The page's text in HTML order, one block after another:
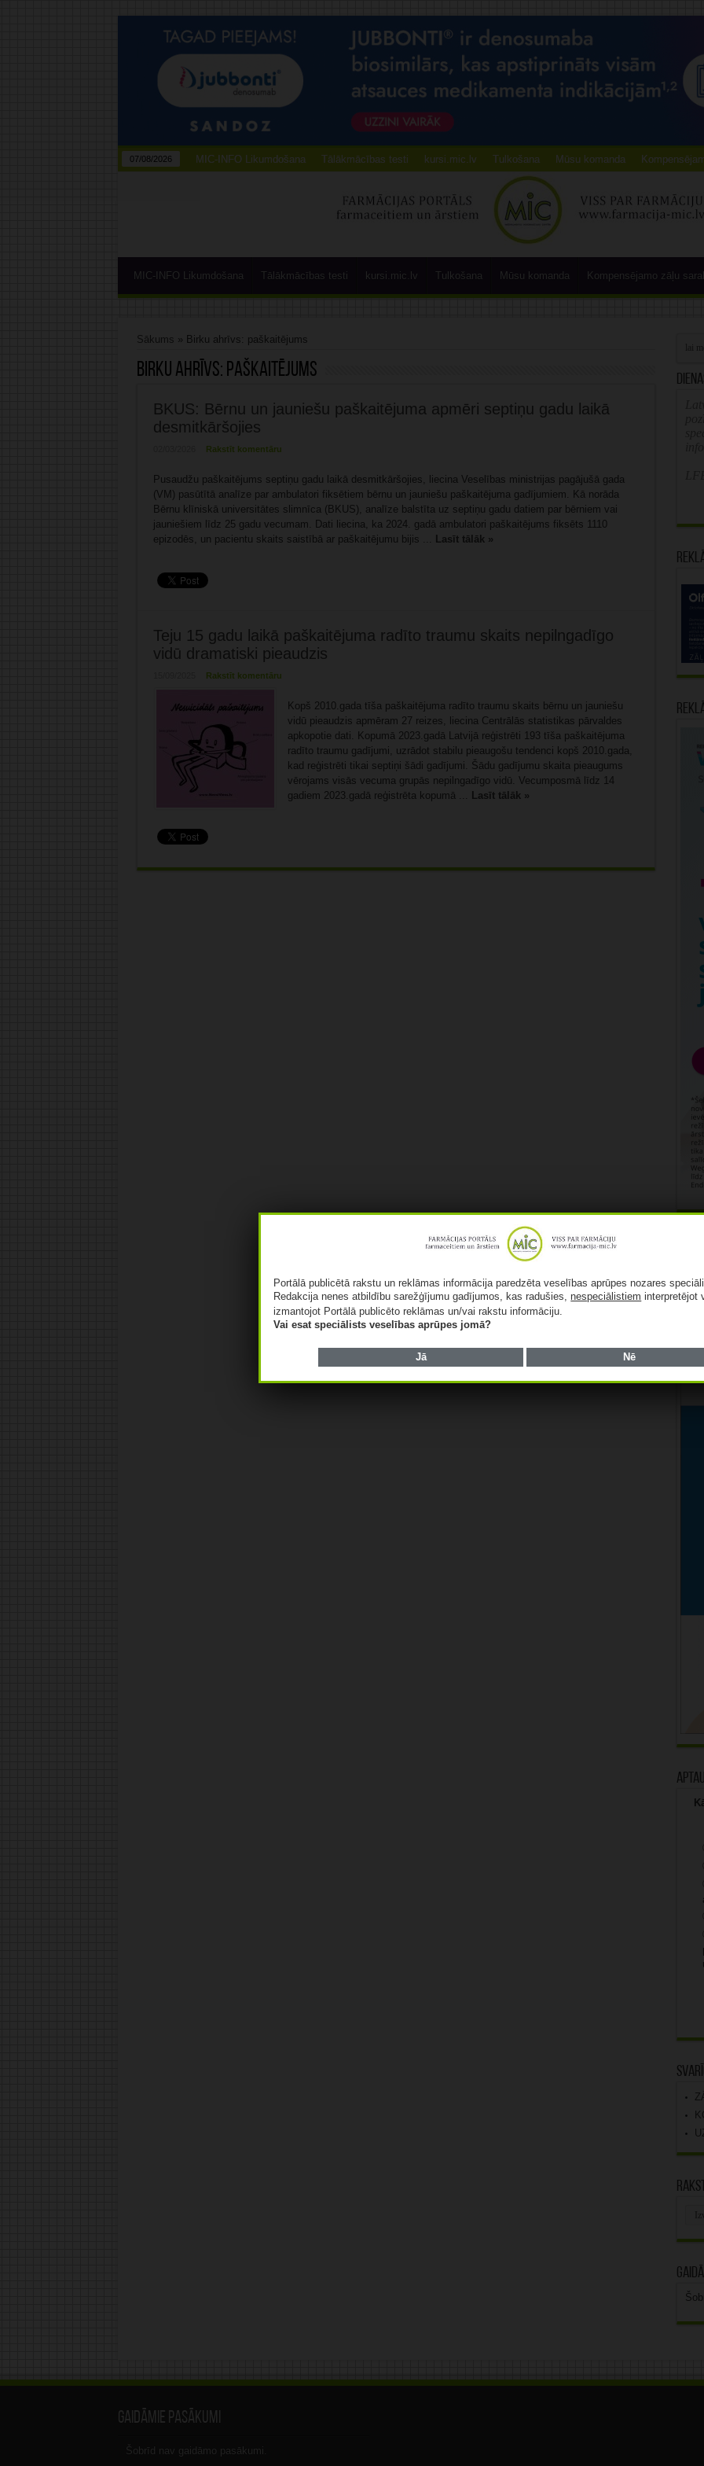
07/08/2026 MIC-INFO Likumdošana Tālākmācības testi kursi.mic.lv Tulkošana Mūsu komanda
MIC-INFO Likumdošana Tālākmācības testi kursi.mic.lv Tulkošana Mūsu komanda Kompensējamo zāļu
Sākums » Birku ahrīvs: paškaitējums
Birku ahrīvs: paškaitējums
BKUS: Bērnu un jauniešu paškaitējuma apmēri septiņu gadu laikā
desmitkāršojies
Rakstīt komentāru
Pusaudžu paškaitējums septiņu gadu laikā desmitkāršojies, liecina Veselības ministrijas pagājušā gada
(VM) pasūtītā analīze par ambulatori fiksētiem bērnu un jauniešu paškaitējuma gadījumiem. Kā norāda
Bērnu klīniskā universitātes slimnīca (BKUS), analīze balstīta uz septiņu gadu datiem par bērniem vai
jauniešiem līdz 25 gadu vecumam. Dati liecina, ka 2024. gadā ambulatori paškaitējums fiksēts 1110
epizodēs, un pacientu skaits saistībā ar paškaitējumu bijis ... Lasīt tālāk »
Teju 15 gadu laikā paškaitējuma radīto traumu skaits nepilngadīgo
vidū dramatiski pieaudzis
Rakstīt komentāru
Kopš 2010.gada tīša paškaitējuma radīto traumu skaits bērnu un jauniešu
vidū pieaudzis apmēram 27 reizes, liecina Centrālās statistikas pārvaldes
apkopotie dati. Kopumā 2023.gadā Latvijā reģistrēti 193 tīša paškaitējuma
radīto traumu gadījumi, uzrādot stabilu pieaugošu tendenci kopš 2010.gada,
kad reģistrēti tikai septiņi šādi gadījumi. Šādu gadījumu skaita pieaugums
vērojams visās vecuma grupās nepilngadīgo vidū. Vecumposmā līdz 14
gadiem 2023.gadā reģistrēta kopumā ... Lasīt tālāk »
Gaidāmie pasākumi
Šobrīd nav gaidāmo pasākumi.
Portālā publicētā rakstu un reklāmas informācija paredzēta veselības aprūpes nozares
Redakcija nenes atbildību sarežģījumu gadījumos, kas radušies,nespeciālistiem interpretējot
izmantojot Portālā publicēto reklāmas un/vai rakstu informāciju.
Vai esat speciālists veselības aprūpes jomā?
Jā Nē